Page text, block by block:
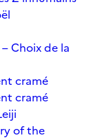
Choix de la
cramé
cramé
of the